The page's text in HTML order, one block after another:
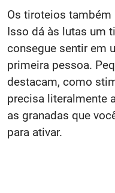
Os tiroteios também
Isso dá às lutas um
consegue sentir em
primeira pessoa.
destacam, como
precisa literalmente
as granadas que
para ativar.